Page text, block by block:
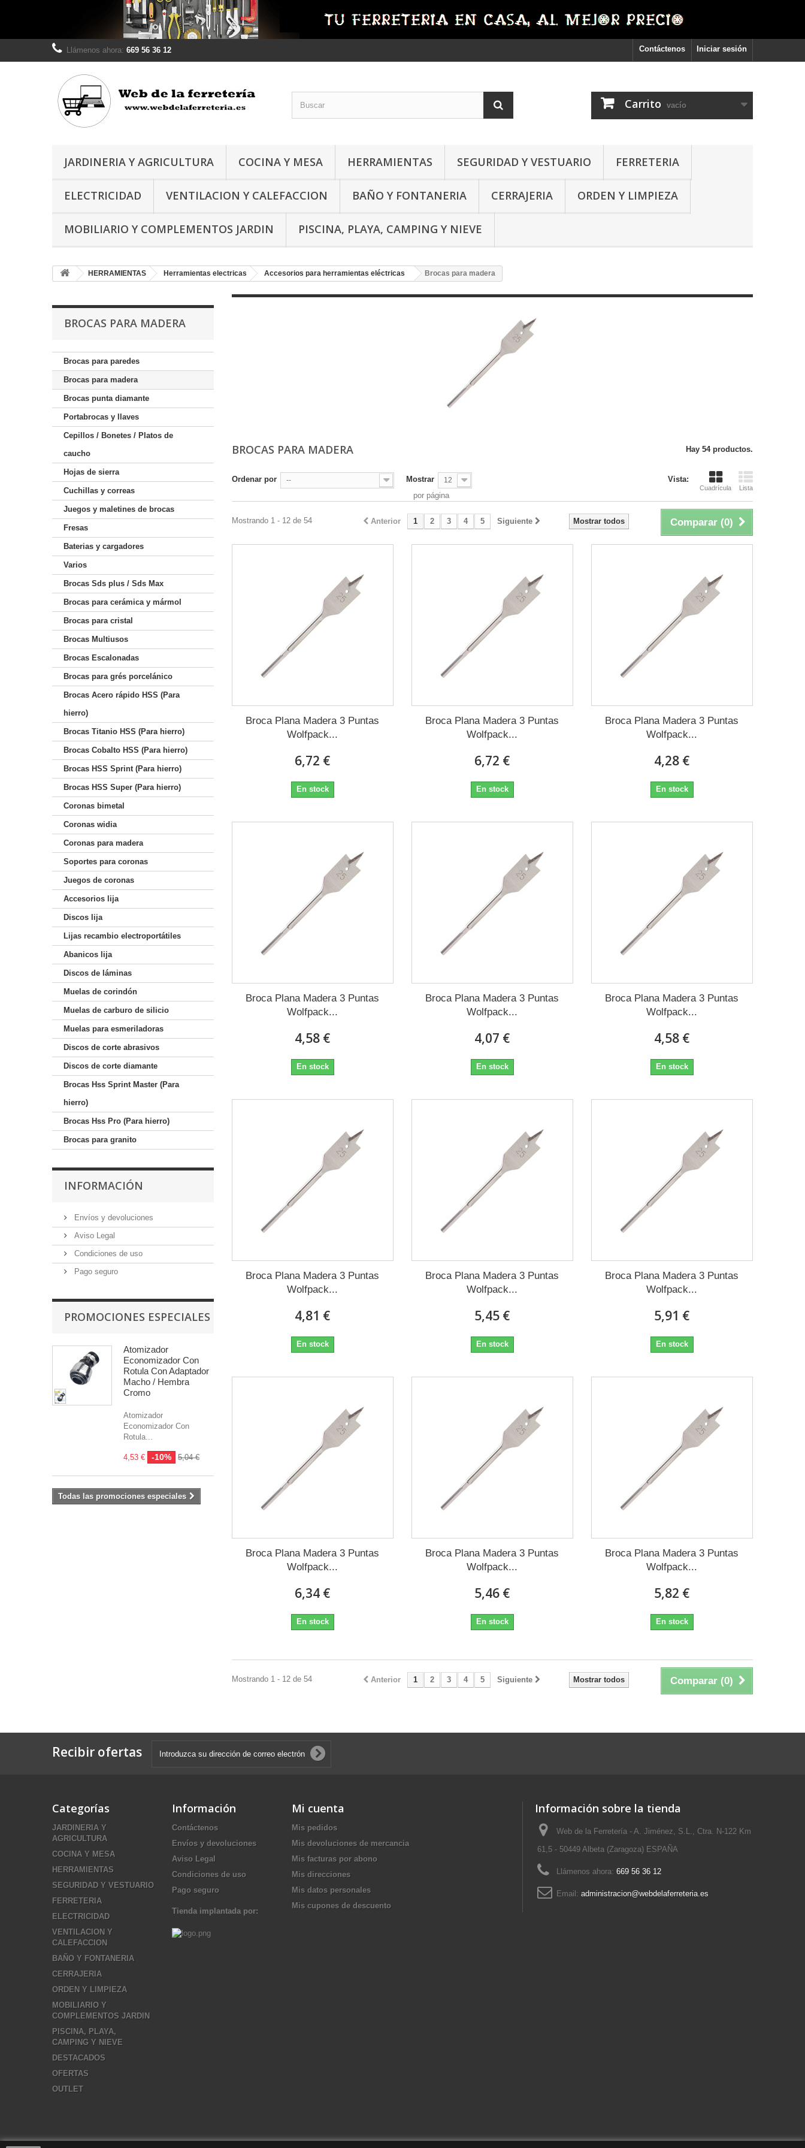
Iniciar sesión
Contáctenos
Llámenos ahora: 669 56 36 12
Carrito vacío
JARDINERIA Y AGRICULTURA COCINA Y MESA HERRAMIENTAS SEGURIDAD Y VESTUARIO FERRETERIA
ELECTRICIDAD VENTILACION Y CALEFACCION BAÑO Y FONTANERIA CERRAJERIA ORDEN Y LIMPIEZA
MOBILIARIO Y COMPLEMENTOS JARDIN PISCINA, PLAYA, CAMPING Y NIEVE
HERRAMIENTAS Herramientas electricas Accesorios para herramientas eléctricas Brocas para madera
BROCAS PARA MADERA
Brocas para paredes
Brocas para madera
Brocas punta diamante
Portabrocas y llaves
Cepillos / Bonetes / Platos de
caucho
Hojas de sierra
Cuchillas y correas
Juegos y maletines de brocas
Fresas
Baterias y cargadores
Varios
Brocas Sds plus / Sds Max
Brocas para cerámica y mármol
Brocas para cristal
Brocas Multiusos
Brocas Escalonadas
Brocas para grés porcelánico
Brocas Acero rápido HSS (Para
hierro)
Brocas Titanio HSS (Para hierro)
Brocas Cobalto HSS (Para hierro)
Brocas HSS Sprint (Para hierro)
Brocas HSS Super (Para hierro)
Coronas bimetal
Coronas widia
Coronas para madera
Soportes para coronas
Juegos de coronas
Accesorios lija
Discos lija
Lijas recambio electroportátiles
Abanicos lija
Discos de láminas
Muelas de corindón
Muelas de carburo de silicio
Muelas para esmeriladoras
Discos de corte abrasivos
Discos de corte diamante
Brocas Hss Sprint Master (Para
hierro)
Brocas Hss Pro (Para hierro)
Brocas para granito
INFORMACIÓN
Envíos y devoluciones
Aviso Legal
Condiciones de uso
Pago seguro
PROMOCIONES ESPECIALES
Atomizador
Economizador Con
Rotula Con Adaptador
Macho / Hembra
Cromo
Atomizador
Economizador Con
Rotula...
4,53 € -10% 5,04 €
Todas las promociones especiales
BROCAS PARA MADERA Hay 54 productos.
Vista:
Cuadrícula Lista
Ordenar por -- Mostrar 12
por página
Comparar (0)
Mostrar todos
Anterior 1 2 3 4 5 Siguiente
Mostrando 1 - 12 de 54
Broca Plana Madera 3 Puntas
Wolfpack...
6,72 €
En stock
Broca Plana Madera 3 Puntas
Wolfpack...
6,72 €
En stock
Broca Plana Madera 3 Puntas
Wolfpack...
4,28 €
En stock
Broca Plana Madera 3 Puntas
Wolfpack...
4,58 €
En stock
Broca Plana Madera 3 Puntas
Wolfpack...
4,07 €
En stock
Broca Plana Madera 3 Puntas
Wolfpack...
4,58 €
En stock
Broca Plana Madera 3 Puntas
Wolfpack...
4,81 €
En stock
Broca Plana Madera 3 Puntas
Wolfpack...
5,45 €
En stock
Broca Plana Madera 3 Puntas
Wolfpack...
5,91 €
En stock
Broca Plana Madera 3 Puntas
Wolfpack...
6,34 €
En stock
Broca Plana Madera 3 Puntas
Wolfpack...
5,46 €
En stock
Broca Plana Madera 3 Puntas
Wolfpack...
5,82 €
En stock
Comparar (0)
Mostrar todos
Anterior 1 2 3 4 5 Siguiente
Mostrando 1 - 12 de 54
Recibir ofertas
Categorías
JARDINERIA Y
AGRICULTURA
COCINA Y MESA
HERRAMIENTAS
SEGURIDAD Y VESTUARIO
FERRETERIA
ELECTRICIDAD
VENTILACION Y
CALEFACCION
BAÑO Y FONTANERIA
CERRAJERIA
ORDEN Y LIMPIEZA
MOBILIARIO Y
COMPLEMENTOS JARDIN
PISCINA, PLAYA,
CAMPING Y NIEVE
DESTACADOS
OFERTAS
OUTLET
Información
Contáctenos
Envíos y devoluciones
Aviso Legal
Condiciones de uso
Pago seguro
Tienda implantada por:
Mi cuenta
Mis pedidos
Mis devoluciones de mercancia
Mis facturas por abono
Mis direcciones
Mis datos personales
Mis cupones de descuento
Información sobre la tienda
Web de la Ferretería - A. Jiménez, S.L., Ctra. N-122 Km
61,5 - 50449 Albeta (Zaragoza) ESPAÑA
Llámenos ahora: 669 56 36 12
Email: administracion@webdelaferreteria.es